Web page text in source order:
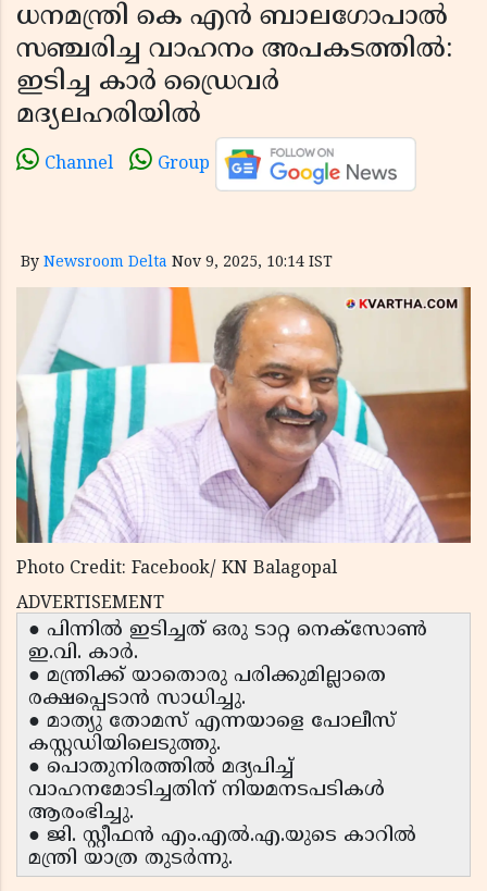
ധനമന്ത്രി കെ എൻ ബാലഗോപാൽ
സഞ്ചരിച്ച വാഹനം അപകടത്തിൽ:
ഇടിച്ച കാർ ഡ്രൈവർ
മദ്യലഹരിയിൽ
Channel Group
By Newsroom Delta Nov 9, 2025, 10:14 IST
Photo Credit: Facebook/ KN Balagopal
ADVERTISEMENT
● പിന്നിൽ ഇടിച്ചത് ഒരു ടാറ്റ നെക്‌സോൺ
ഇ.വി. കാർ.
● മന്ത്രിക്ക് യാതൊരു പരിക്കുമില്ലാതെ
രക്ഷപ്പെടാൻ സാധിച്ചു.
● മാത്യു തോമസ് എന്നയാളെ പോലീസ്
കസ്റ്റഡിയിലെടുത്തു.
● പൊതുനിരത്തിൽ മദ്യപിച്ച്
വാഹനമോടിച്ചതിന് നിയമനടപടികൾ
ആരംഭിച്ചു.
● ജി. സ്റ്റീഫൻ എം.എൽ.എ.യുടെ കാറിൽ
മന്ത്രി യാത്ര തുടർന്നു.